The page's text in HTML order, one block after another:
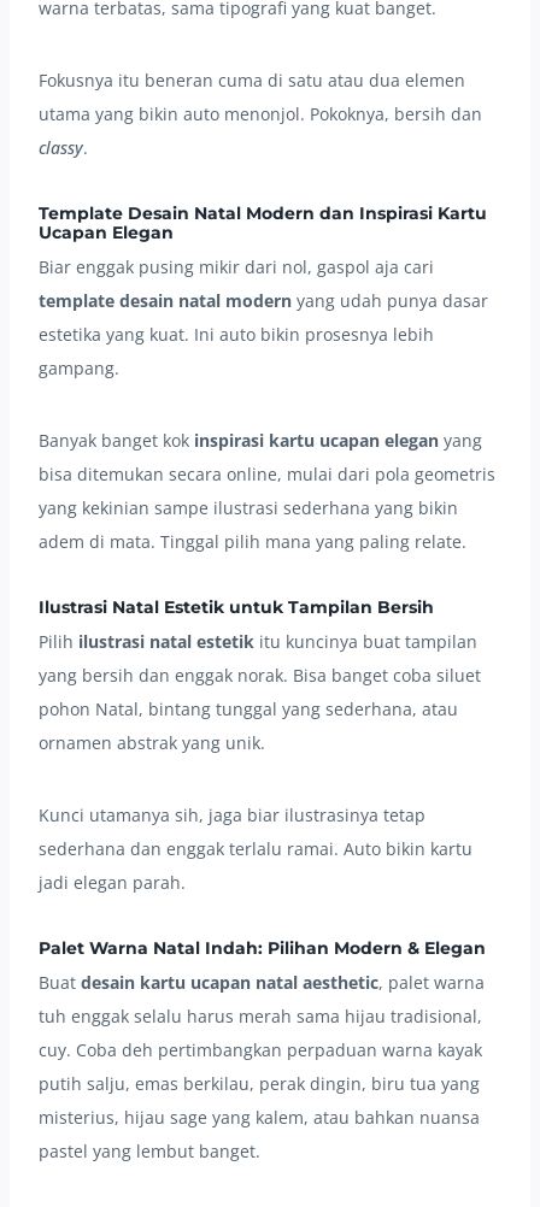
warna terbatas, sama tipografi yang kuat banget.
Fokusnya itu beneran cuma di satu atau dua elemen
utama yang bikin auto menonjol. Pokoknya, bersih dan
classy.
Template Desain Natal Modern dan Inspirasi Kartu
Ucapan Elegan
Biar enggak pusing mikir dari nol, gaspol aja cari
template desain natal modern yang udah punya dasar
estetika yang kuat. Ini auto bikin prosesnya lebih
gampang.
Banyak banget kok inspirasi kartu ucapan elegan yang
bisa ditemukan secara online, mulai dari pola geometris
yang kekinian sampe ilustrasi sederhana yang bikin
adem di mata. Tinggal pilih mana yang paling relate.
Ilustrasi Natal Estetik untuk Tampilan Bersih
Pilih ilustrasi natal estetik itu kuncinya buat tampilan
yang bersih dan enggak norak. Bisa banget coba siluet
pohon Natal, bintang tunggal yang sederhana, atau
ornamen abstrak yang unik.
Kunci utamanya sih, jaga biar ilustrasinya tetap
sederhana dan enggak terlalu ramai. Auto bikin kartu
jadi elegan parah.
Palet Warna Natal Indah: Pilihan Modern & Elegan
Buat desain kartu ucapan natal aesthetic, palet warna
tuh enggak selalu harus merah sama hijau tradisional,
cuy. Coba deh pertimbangkan perpaduan warna kayak
putih salju, emas berkilau, perak dingin, biru tua yang
misterius, hijau sage yang kalem, atau bahkan nuansa
pastel yang lembut banget.